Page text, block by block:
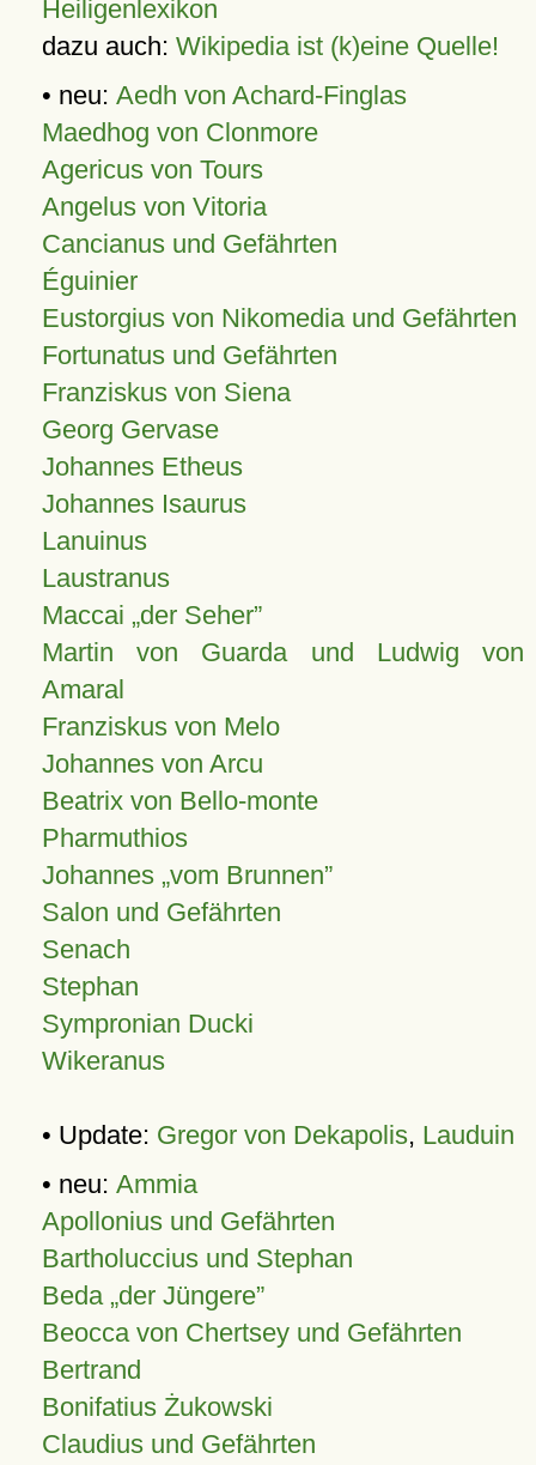
Heiligenlexikon
dazu auch: Wikipedia ist (k)eine Quelle!
• neu: Aedh von Achard-Finglas
Maedhog von Clonmore
Agericus von Tours
Angelus von Vitoria
Cancianus und Gefährten
Éguinier
Eustorgius von Nikomedia und Gefährten
Fortunatus und Gefährten
Franziskus von Siena
Georg Gervase
Johannes Etheus
Johannes Isaurus
Lanuinus
Laustranus
Maccai „der Seher”
Martin von Guarda und Ludwig von
Amaral
Franziskus von Melo
Johannes von Arcu
Beatrix von Bello-monte
Pharmuthios
Johannes vom Brunnen
Salon und Gefährten
Senach
Stephan
Sympronian Ducki
Wikeranus
• Update: Gregor von Dekapolis, Lauduin
• neu: Ammia
Apollonius und Gefährten
Bartholuccius und Stephan
Beda „der Jüngere”
Beocca von Chertsey und Gefährten
Bertrand
Bonifatius Żukowski
Claudius und Gefährten